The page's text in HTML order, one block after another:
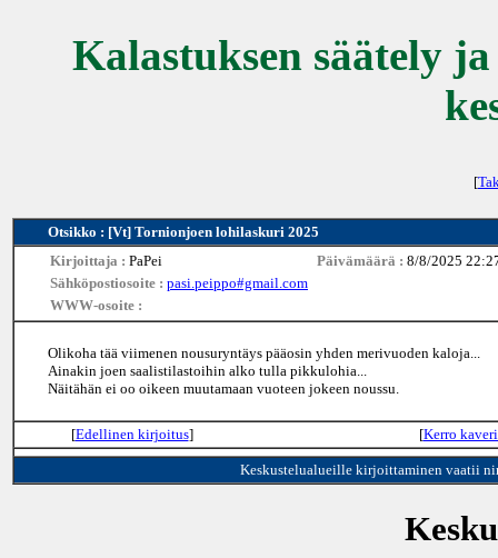
Kalastuksen säätely
[
Otsikko : [Vt] Tornionjoen lohilaskuri 2025
Kirjoittaja : PaPei Päivämäärä : 8/8/2025
Sähköpostiosoite : pasi.peippo#gmail.com
WWW-osoite :
Olikoha tää viimenen nousuryntäys pääosin yhden merivuoden kaloja...
Ainakin joen saalistilastoihin alko tulla pikkulohia...
Näitähän ei oo oikeen muutamaan vuoteen jokeen noussu.
[Edellinen kirjoitus] [Kerro
Keskustelualueille kirjoittaminen vaatii